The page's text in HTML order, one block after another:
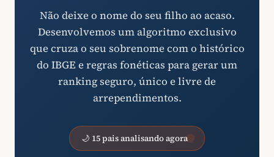
Não deixe o nome do seu filho ao acaso.
Desenvolvemos um algoritmo exclusivo
que cruza o seu sobrenome com o histórico
do IBGE e regras fonéticas para gerar um
ranking seguro, único e livre de
arrependimentos.
🌙 15 pais analisando agora